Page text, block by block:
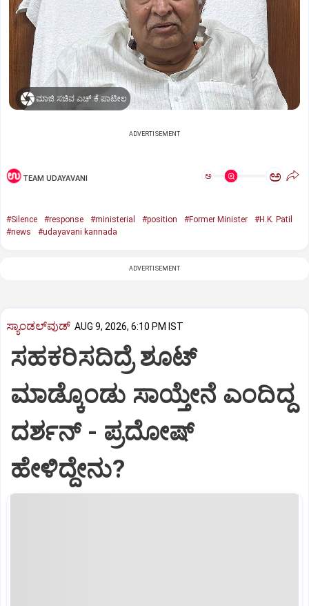
ಮಾಜಿ ಸಚಿವ ಎಚ್.ಕೆ.ಪಾಟೀಲ‌
ADVERTISEMENT
TEAM UDAYAVANI ಅ ಅ
#Silence #response #ministerial #position #Former Minister
#H.K. Patil
#news
#udayavani kannada
ADVERTISEMENT
ಸ್ಯಾಂಡಲ್‌ವುಡ್‌ AUG 9, 2026, 6:10 PM IST
ಸಹಕರಿಸದಿದ್ರೆ ಶೂಟ್‌
ಮಾಡ್ಕೊಂಡು ಸಾಯ್ತೇನೆ ಎಂದಿದ್ದ
ದರ್ಶನ್‌ - ಪ್ರದೋಷ್‌
ಹೇಳಿದ್ದೇನು?